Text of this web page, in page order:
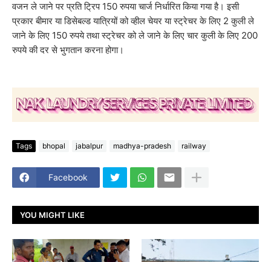
वजन ले जाने पर प्रति ट्रिप 150 रुपया चार्ज निर्धारित किया गया है। इसी
प्रकार बीमार या डिसेबल्‍ड यात्रियों को व्‍हील चेयर या स्‍ट्रेचर के लिए 2 कुली ले
जाने के लिए 150 रुपये तथा स्‍ट्रेचर को ले जाने के लिए चार कुली के लिए 200
रुपये की दर से भुगतान करना होगा।
Tags bhopal jabalpur madhya-pradesh railway
Facebook
YOU MIGHT LIKE